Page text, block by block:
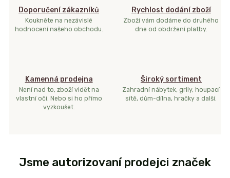
Doporučení zákazníků
Koukněte na nezávislé
hodnocení našeho obchodu.
Rychlost dodání zboží
Zboží vám dodáme do druhého
dne od obdržení platby.
Kamenná prodejna
Není nad to, zboží vidět na
vlastní oči. Nebo si ho přímo
vyzkoušet.
Široký sortiment
Zahradní nábytek, grily, houpací
sítě, dům-dílna, hračky a další.
Jsme autorizovaní prodejci značek